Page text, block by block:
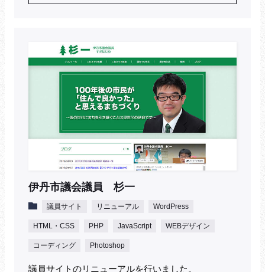
伊丹市議会議員 杉一
議員サイト リニューアル WordPress
HTML・CSS PHP JavaScript WEBデザイン
コーディング Photoshop
議員サイトのリニューアルを行いました。